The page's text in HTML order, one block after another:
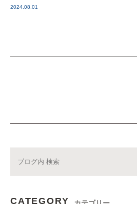
2024.08.01
CATEGORY